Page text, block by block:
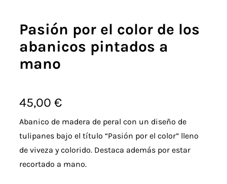
Blog
Pasión por el color de los
abanicos pintados a
mano
45,00 €
Abanico de madera de peral con un diseño de
tulipanes bajo el título “Pasión por el color” lleno
de viveza y colorido. Destaca además por estar
recortado a mano.